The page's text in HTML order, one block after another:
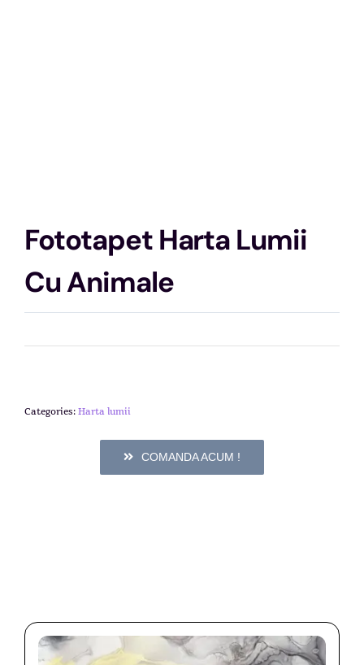
Fototapet Harta Lumii
Cu Animale
Categories:Harta lumii
COMANDA ACUM !